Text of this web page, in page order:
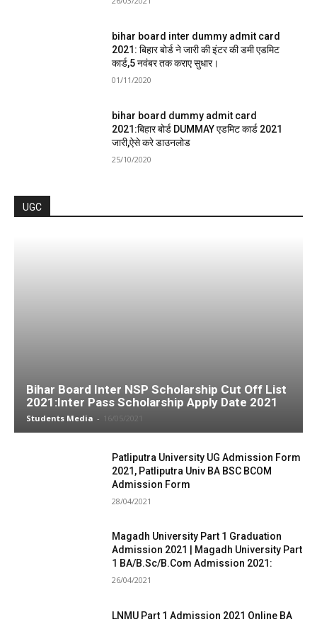
bihar board inter dummy admit card
2021: बिहार बोर्ड ने जारी की इंटर की डमी एडमिट
कार्ड,5 नवंबर तक कराए सुधार।
01/11/2020
bihar board dummy admit card
2021:बिहार बोर्ड DUMMAY एडमिट कार्ड 2021
जारी,ऐसे करे डाउनलोड
25/10/2020
UGC
Bihar Board Inter NSP Scholarship Cut Off List
2021:Inter Pass Scholarship Apply Date 2021
Students Media - 16/05/2021
Patliputra University UG Admission Form
2021, Patliputra Univ BA BSC BCOM
Admission Form
28/04/2021
Magadh University Part 1 Graduation
Admission 2021 | Magadh University Part
1 BA/B.Sc/B.Com Admission 2021:
26/04/2021
LNMU Part 1 Admission 2021 Online BA